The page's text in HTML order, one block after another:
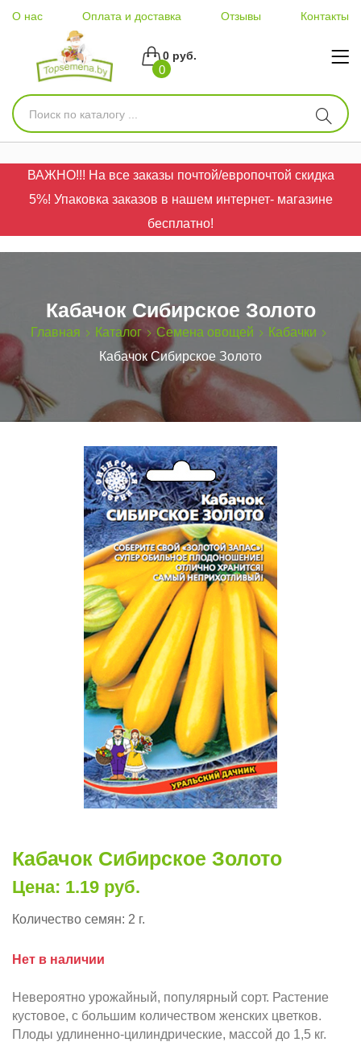
О нас Оплата и доставка Отзывы Контакты
0
0 руб.
ВАЖНО!!! На все заказы почтой/европочтой скидка
5%! Упаковка заказов в нашем интернет- магазине
бесплатно!
Кабачок Сибирское Золото
Главная Каталог Семена овощей
Кабачки
Кабачок Сибирское Золото
Кабачок Сибирское Золото
Цена: 1.19 руб.
Количество семян: 2 г.
Нет в наличии
Невероятно урожайный, популярный сорт. Растение
кустовое, с большим количеством женских цветков.
Плоды удлиненно-цилиндрические, массой до 1,5 кг.